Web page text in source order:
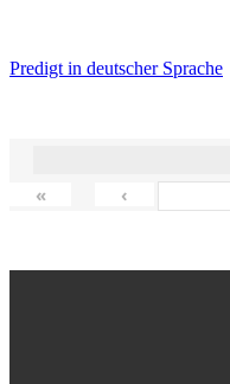
Predigt in deutscher Sprache
« ‹